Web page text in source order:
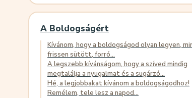
A Boldogságért
Kívánom, hogy a boldogságod olyan legyen,
frissen sütött, forró...
A legszebb kívánságom, hogy a szíved mindig
megtalálja a nyugalmat és a sugárzó...
Hé, a legjobbakat kívánom a boldogságodhoz!
Remélem, tele lesz a napod...